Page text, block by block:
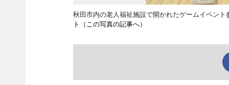
秋田市内の老人福祉施設で開かれたゲームイベン
ト（この写真の記事へ）